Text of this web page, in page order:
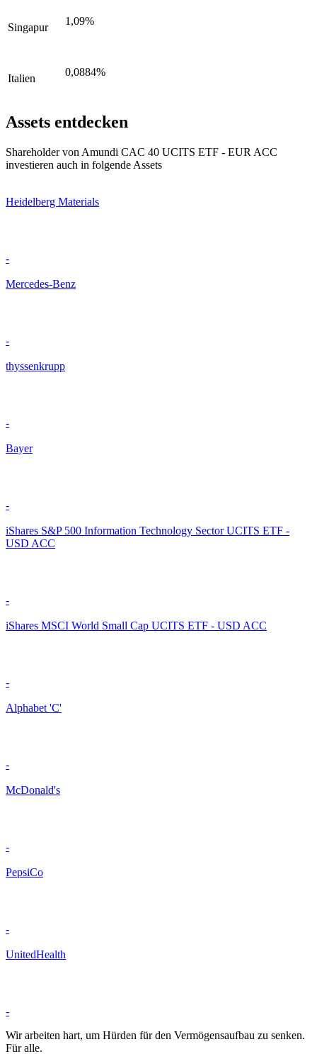
Singapur
1,09%
Italien
0,0884%
Assets entdecken
Shareholder von Amundi CAC 40 UCITS ETF - EUR ACC
investieren auch in folgende Assets
Heidelberg Materials
-
Mercedes-Benz
-
thyssenkrupp
-
Bayer
-
iShares S&P 500 Information Technology Sector UCITS ETF -
USD ACC
-
iShares MSCI World Small Cap UCITS ETF - USD ACC
-
Alphabet 'C'
-
McDonald's
-
PepsiCo
-
UnitedHealth
-
Wir arbeiten hart, um Hürden für den Vermögensaufbau zu senken.
Für alle.